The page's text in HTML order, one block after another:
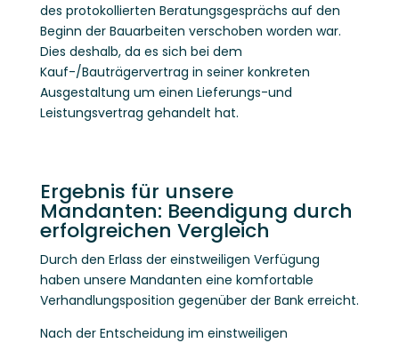
des protokollierten Beratungsgesprächs auf den
Beginn der Bauarbeiten verschoben worden war.
Dies deshalb, da es sich bei dem
Kauf-/Bauträgervertrag in seiner konkreten
Ausgestaltung um einen Lieferungs-und
Leistungsvertrag gehandelt hat.
Ergebnis für unsere
Mandanten: Beendigung durch
erfolgreichen Vergleich
Durch den Erlass der einstweiligen Verfügung
haben unsere Mandanten eine komfortable
Verhandlungsposition gegenüber der Bank erreicht.
Nach der Entscheidung im einstweiligen